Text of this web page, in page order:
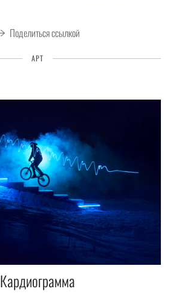
Поделиться ссылкой
АРТ
Кардиограмма